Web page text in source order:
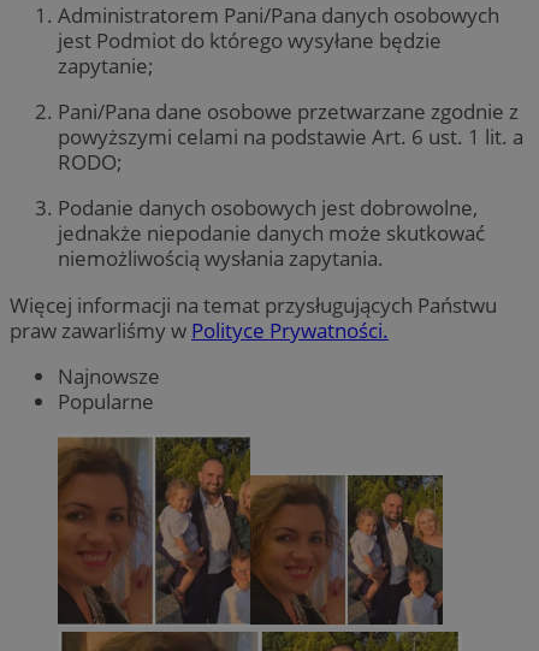
Administratorem Pani/Pana danych osobowych
jest Podmiot do którego wysyłane będzie
zapytanie;
Pani/Pana dane osobowe przetwarzane zgodnie z
powyższymi celami na podstawie Art. 6 ust. 1 lit. a
RODO;
Podanie danych osobowych jest dobrowolne,
jednakże niepodanie danych może skutkować
niemożliwością wysłania zapytania.
Więcej informacji na temat przysługujących Państwu
praw zawarliśmy w Polityce Prywatności.
Najnowsze
Popularne